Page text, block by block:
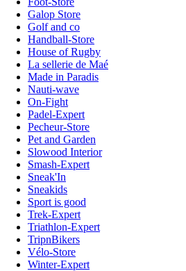
Galop Store
Golf and co
Handball-Store
House of Rugby
La sellerie de Maé
Made in Paradis
Nauti-wave
On-Fight
Padel-Expert
Pecheur-Store
Pet and Garden
Slowood Interior
Smash-Expert
Sneak'In
Sneakids
Sport is good
Trek-Expert
Triathlon-Expert
TripnBikers
Vélo-Store
Winter-Expert